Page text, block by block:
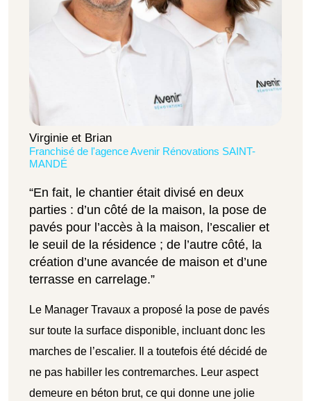
Virginie et Brian
Franchisé de l'agence Avenir Rénovations SAINT-
MANDÉ
“En fait, le chantier était divisé en deux
parties : d’un côté de la maison, la pose de
pavés pour l’accès à la maison, l’escalier et
le seuil de la résidence ; de l’autre côté, la
création d’une avancée de maison et d’une
terrasse en carrelage.”
Le Manager Travaux a proposé la pose de pavés
sur toute la surface disponible, incluant donc les
marches de l’escalier. Il a toutefois été décidé de
ne pas habiller les contremarches. Leur aspect
demeure en béton brut, ce qui donne une jolie